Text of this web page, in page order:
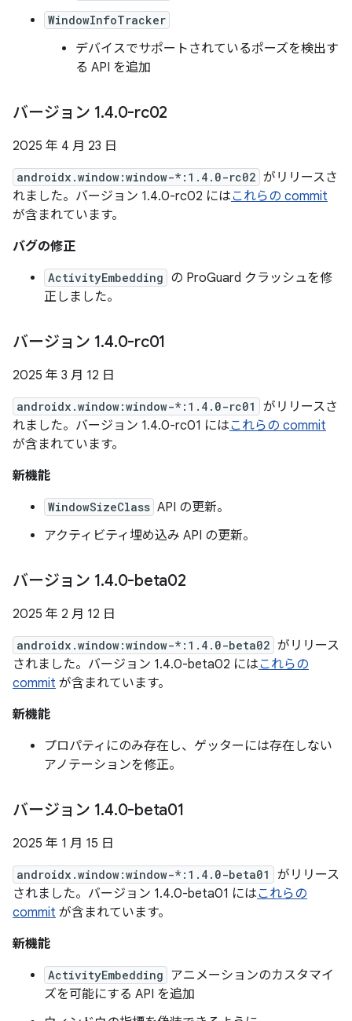
WindowInfoTracker
デバイスでサポートされているポーズを検出す
る API を追加
バージョン 1.4.0-rc02
2025 年 4 月 23 日
androidx.window:window-*:1.4.0-rc02 がリリースさ
れました。バージョン 1.4.0-rc02 にはこれらの commit
が含まれています。
バグの修正
ActivityEmbedding の ProGuard クラッシュを修
正しました。
バージョン 1.4.0-rc01
2025 年 3 月 12 日
androidx.window:window-*:1.4.0-rc01
がリリースさ
れました。バージョン 1.4.0-rc01 にはこれらの commit
が含まれています。
新機能
WindowSizeClass API の更新。
アクティビティ埋め込み API の更新。
バージョン 1.4.0-beta02
2025 年 2 月 12 日
androidx.window:window-*:1.4.0-beta02 がリリース
されました。バージョン 1.4.0-beta02 にはこれらの
commit が含まれています。
新機能
プロパティにのみ存在し、ゲッターには存在しない
アノテーションを修正。
バージョン 1.4.0-beta01
2025 年 1 月 15 日
androidx.window:window-*:1.4.0-beta01
がリリース
されました。バージョン 1.4.0-beta01 にはこれらの
commit が含まれています。
新機能
ActivityEmbedding アニメーションのカスタマイ
ズを可能にする API を追加